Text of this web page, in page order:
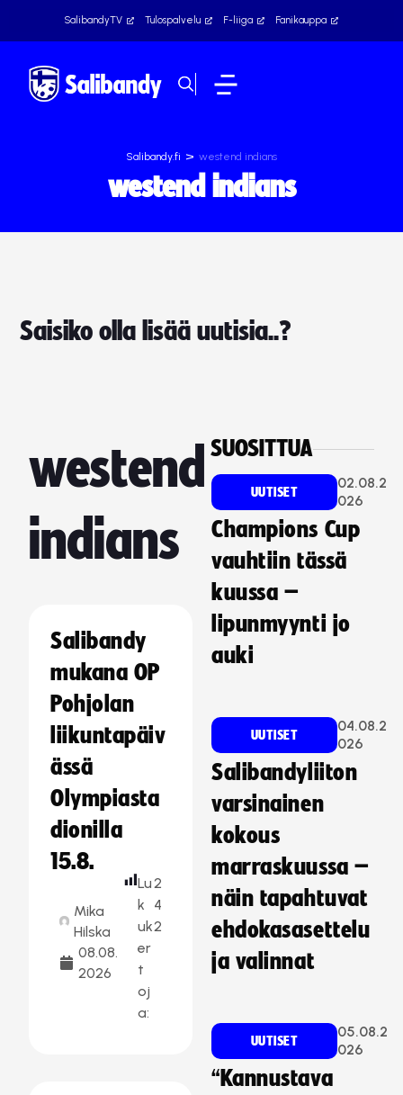
SalibandyTV Tulospalvelu F-liiga Fanikauppa
Salibandy.fi > westend indians
westend indians
Saisiko olla lisää uutisia..?
westend
indians
Salibandy
mukana OP
Pohjolan
liikuntapäiv
ässä
Olympiasta
dionilla
15.8.
Mika
Hilska
08.08.
2026
Lu
k
uk
er
t
oj
a:
2
4
2
SUOSITTUA
UUTISET
02.08.2
026
Champions Cup
vauhtiin tässä
kuussa –
lipunmyynti jo
auki
UUTISET
04.08.2
026
Salibandyliiton
varsinainen
kokous
marraskuussa –
näin tapahtuvat
ehdokasasettelu
ja valinnat
UUTISET
05.08.2
026
“Kannustava